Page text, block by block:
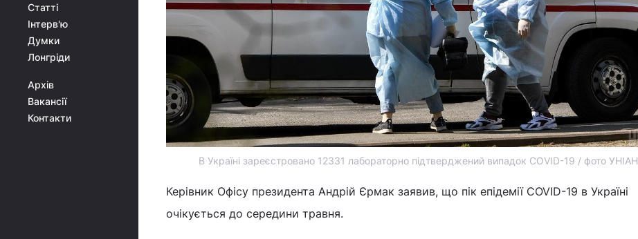
Статті
Інтерв'ю
Думки
Лонгріди
Архів
Вакансії
Контакти
В Україні зареєстровано 12331 лабораторно підтверджений випадок COVID-19 / фото УНІАН
Керівник Офісу президента Андрій Єрмак заявив, що пік епідемії COVID-19 в Україні
очікується до середини травня.